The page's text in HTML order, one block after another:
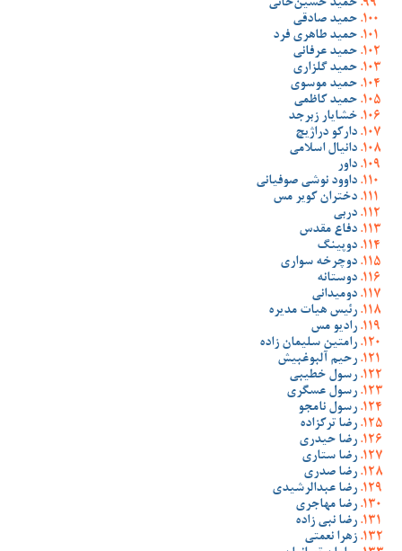
حمید حسین‌خانی
حمید صادقی
حمید طاهری فرد
حمید عرفانی
حمید گلزاری
حمید موسوی
حمید کاظمی
خشایار زبرجد
دارکو دراژیچ
دانیال اسلامی
داور
داوود نوشی صوفیانی
دختران کویر مس
دربی
دفاع مقدس
دوپینگ
دوچرخه سواری
دوستانه
دومیدانی
رئیس هیات مدیره
رادیو مس
رامتین سلیمان زاده
رحیم آلبوغبیش
رسول خطیبی
رسول عسگری
رسول نامجو
رضا ترکزاده
رضا حیدری
رضا ستاری
رضا صدری
رضا عبدالرشیدی
رضا مهاجری
رضا نبی زاده
زهرا نعمتی